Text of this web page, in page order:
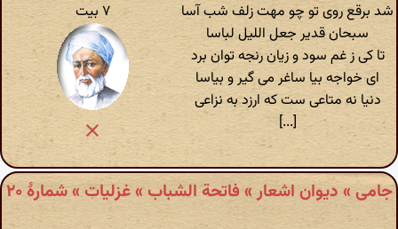
شد برقع روی تو چو مهت زلف شب آسا
سبحان قدیر جعل اللیل لباسا
تا کی ز غم سود و زیان رنجه توان برد
ای خواجه بیا ساغر می گیر و بیاسا
دنیا نه متاعی ست که ارزد به نزاعی
[...]
۷ بیت
جامی » دیوان اشعار » فاتحة الشباب » غزلیات » شمارهٔ ۲۰